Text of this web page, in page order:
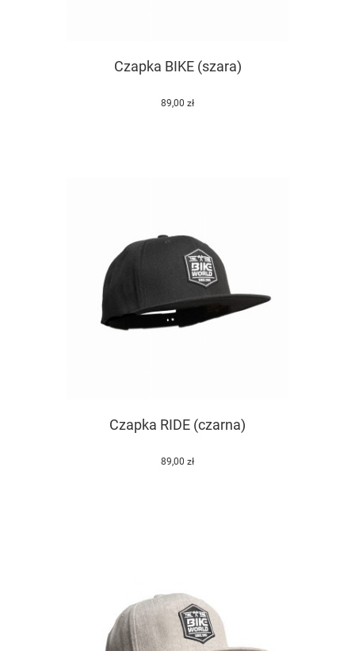
Czapka BIKE (szara)
89,00 zł
Czapka RIDE (czarna)
89,00 zł